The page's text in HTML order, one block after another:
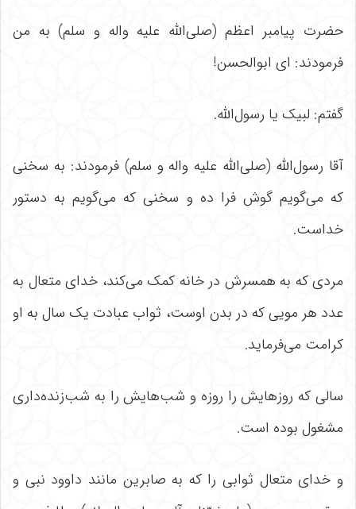
حضرت پیامبر اعظم (صلی‌الله علیه واله و سلم) به من
فرمودند: ای ابوالحسن!
گفتم: لبیک یا رسول‌الله.
آقا رسول‌الله (صلی‌الله علیه واله و سلم) فرمودند: به سخنی
که می‌گویم گوش فرا ده و سخنی که می‌گویم به دستور
خداست.
مردی که به همسرش در خانه کمک می‌کند، خدای متعال به
عدد هر مویی که در بدن اوست، ثواب عبادت یک سال به او
کرامت می‌فرماید.
سالی که روزهایش را روزه و شب‌هایش را به شب‌زنده‌داری
مشغول بوده است.
و خدای متعال ثوابی را که به صابرین مانند داوود نبی و